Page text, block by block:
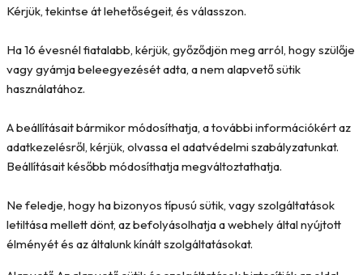
Kérjük, tekintse át lehetőségeit, és válasszon.
Ha 16 évesnél fiatalabb, kérjük, győződjön meg arról, hogy szülője
vagy gyámja beleegyezését adta, a nem alapvető sütik
használatához.
A beállításait bármikor módosíthatja, a további információkért az
adatkezelésről, kérjük, olvassa el adatvédelmi szabályzatunkat.
Beállításait később módosíthatja megváltoztathatja.
Ne feledje, hogy ha bizonyos típusú sütik, vagy szolgáltatások
letiltása mellett dönt, az befolyásolhatja a webhely által nyújtott
élményét és az általunk kínált szolgáltatásokat.